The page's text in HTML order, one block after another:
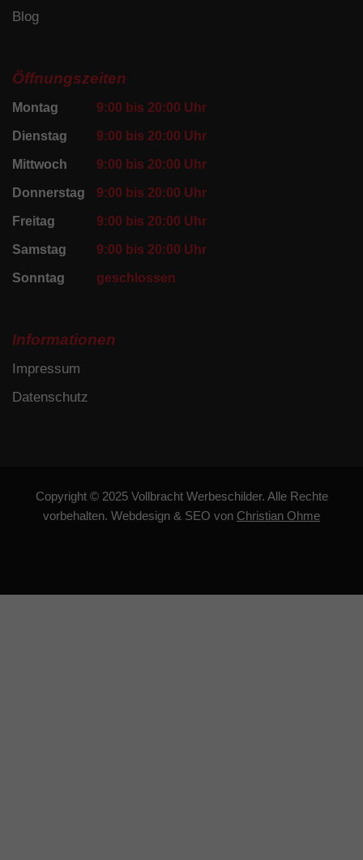
Blog
Öffnungszeiten
Montag 9:00 bis 20:00 Uhr
Dienstag 9:00 bis 20:00 Uhr
Mittwoch 9:00 bis 20:00 Uhr
Donnerstag 9:00 bis 20:00 Uhr
Freitag 9:00 bis 20:00 Uhr
Samstag 9:00 bis 20:00 Uhr
Sonntag geschlossen
Informationen
Impressum
Datenschutz
Copyright © 2025 Vollbracht Werbeschilder. Alle Rechte
vorbehalten. Webdesign & SEO von Christian Ohme